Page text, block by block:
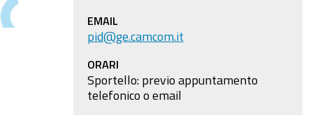
EMAIL
pid@ge.camcom.it
ORARI
Sportello: previo appuntamento
telefonico o email